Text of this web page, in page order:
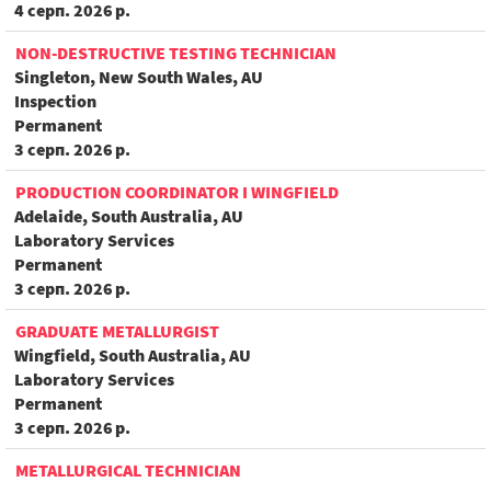
4 серп. 2026 р.
NON-DESTRUCTIVE TESTING TECHNICIAN
Singleton, New South Wales, AU
Inspection
Permanent
3 серп. 2026 р.
PRODUCTION COORDINATOR I WINGFIELD
Adelaide, South Australia, AU
Laboratory Services
Permanent
3 серп. 2026 р.
GRADUATE METALLURGIST
Wingfield, South Australia, AU
Laboratory Services
Permanent
3 серп. 2026 р.
METALLURGICAL TECHNICIAN